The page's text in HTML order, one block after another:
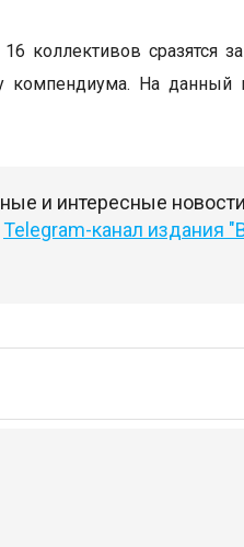
коллективов сразятся
компендиума. На данный
и интересные новости
Telegram-канал издания